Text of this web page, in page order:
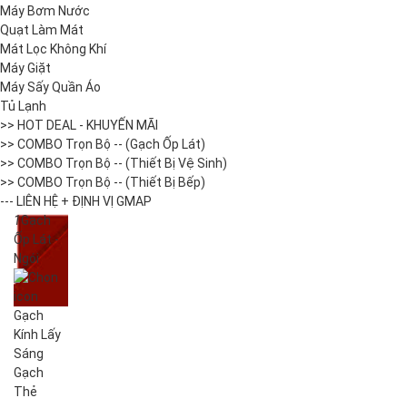
Máy Bơm Nước
Quạt Làm Mát
Mát Lọc Không Khí
Máy Giặt
Máy Sấy Quần Áo
Tủ Lạnh
>> HOT DEAL - KHUYẾN MÃI
>> COMBO Trọn Bộ -- (Gạch Ốp Lát)
>> COMBO Trọn Bộ -- (Thiết Bị Vệ Sinh)
>> COMBO Trọn Bộ -- (Thiết Bị Bếp)
--- LIÊN HỆ + ĐỊNH VỊ GMAP
1Gạch
Ốp Lát -
Ngói
Gạch
Kính Lấy
Sáng
Gạch
Thẻ